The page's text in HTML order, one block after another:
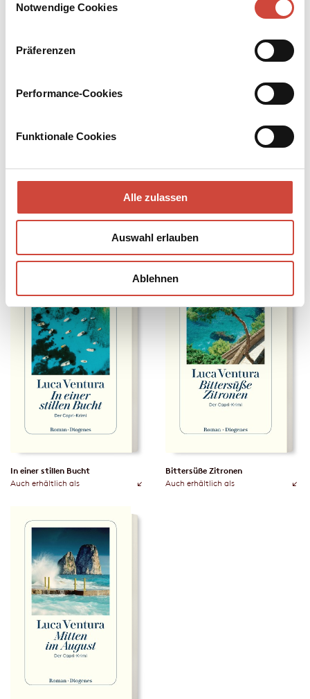
Notwendige Cookies
Präferenzen
Performance-Cookies
Funktionale Cookies
Alle zulassen
Auswahl erlauben
Ablehnen
Der blaue Salamander Bleich wie der Mond
Auch erhältlich als
In einer stillen Bucht
Auch erhältlich als
Bittersüße Zitronen
Auch erhältlich als